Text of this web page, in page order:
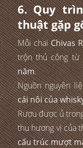
6. Quy
thuật gặp
Mỗi chaiChivas
trộn thủ công từ
năm.
Nguồn nguyên
cái nôi của
Rượu được ủ
thu hương vị của
cấu trúc mượt